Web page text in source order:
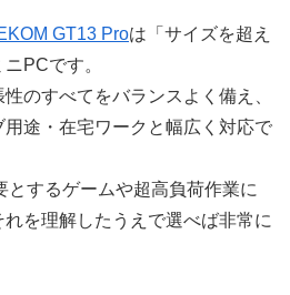
GT13 Proは「サイズを超え
PCです。
のすべてをバランスよく備え、
途・在宅ワークと幅広く対応で
とするゲームや超高負荷作業に
を理解したうえで選べば非常に